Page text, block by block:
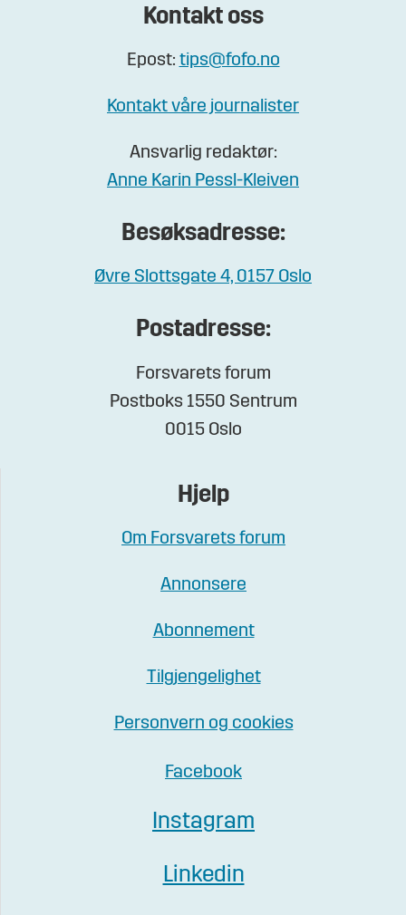
Kontakt oss
Epost: tips@fofo.no
Kontakt våre journalister
Ansvarlig redaktør:
Anne Karin Pessl-Kleiven
Besøksadresse:
Øvre Slottsgate 4, 0157 Oslo
Postadresse:
Forsvarets forum
Postboks 1550 Sentrum
0015 Oslo
Hjelp
Om Forsvarets forum
Annonsere
Abonnement
Tilgjengelighet
Personvern og cookies
Facebook
Instagram
Linkedin